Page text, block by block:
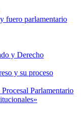
fuero parlamentario
y Derecho
y su proceso
Parlamentario